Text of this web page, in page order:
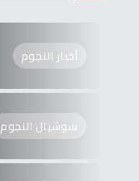
أخبار النجوم
سوشيال النجوم